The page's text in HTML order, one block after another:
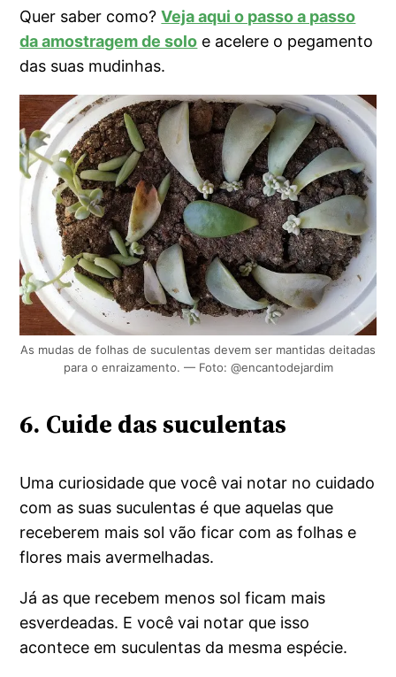
Quer saber como?Veja aqui o passo a passo
da amostragem de solo e acelere o pegamento
das suas mudinhas.
As mudas de folhas de suculentas devem ser mantidas deitadas
para o enraizamento. — Foto: @encantodejardim
6. Cuide das suculentas
Uma curiosidade que você vai notar no cuidado
com as suas suculentas é que aquelas que
receberem mais sol vão ficar com as folhas e
flores mais avermelhadas.
Já as que recebem menos sol ficam mais
esverdeadas. E você vai notar que isso
acontece em suculentas da mesma espécie.